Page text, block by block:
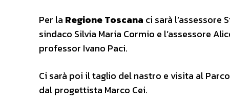
Per la Regione Toscana ci sarà l’assessore
sindaco Silvia Maria Cormio e l’assessore
professor Ivano Paci.
Ci sarà poi il taglio del nastro e visita al
dal progettista Marco Cei.